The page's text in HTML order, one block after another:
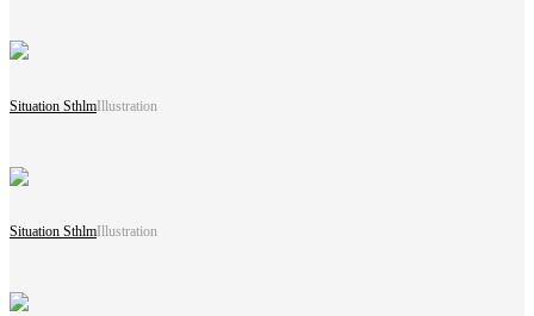
Situation Sthlm Illustration
Situation SthlmIllustration